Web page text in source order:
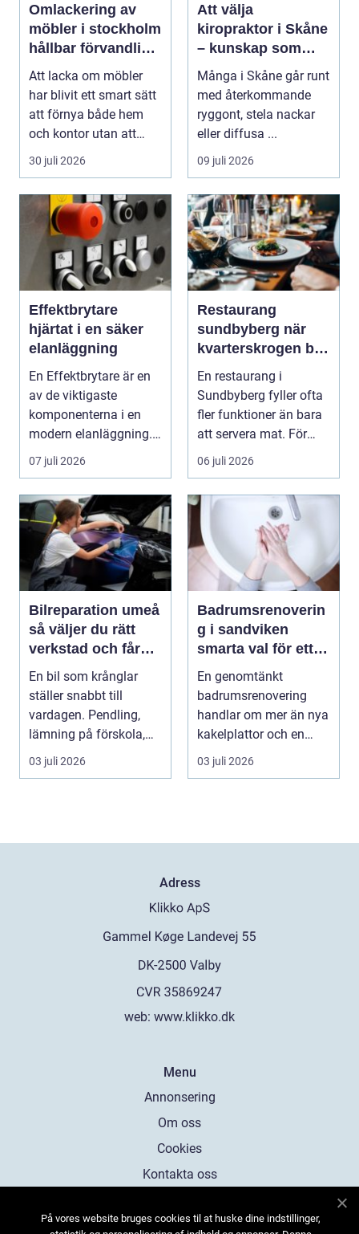
Omlackering av
möbler i stockholm
hållbar förvandling
av hem och kontor
Att lacka om möbler
har blivit ett smart sätt
att förnya både hem
och kontor utan att
köpa nytt. Mån...
30 juli 2026
Att välja
kiropraktor i Skåne
– kunskap som
hjälper dig att ta
rätt beslut
Många i Skåne går runt
med återkommande
ryggont, stela nackar
eller diffusa ...
09 juli 2026
Effektbrytare
hjärtat i en säker
elanläggning
En Effektbrytare är en
av de viktigaste
komponenterna i en
modern elanläggning.
Den skyddar
människo...
07 juli 2026
Restaurang
sundbyberg när
kvarterskrogen blir
vardagsrum
En restaurang i
Sundbyberg fyller ofta
fler funktioner än bara
att servera mat. För
många blir den s...
06 juli 2026
Bilreparation umeå
så väljer du rätt
verkstad och får
bilen att hålla
längre
En bil som krånglar
ställer snabbt till
vardagen. Pendling,
lämning på förskola,
utflykter och storh...
03 juli 2026
Badrumsrenoverin
g i sandviken
smarta val för ett
tryggt och hållbart
badrum
En genomtänkt
badrumsrenovering
handlar om mer än nya
kakelplattor och en
modern dusch. För
många bo...
03 juli 2026
Adress
web: www.klikko.dk
Menu
Annonsering
Om oss
Cookies
Kontakta oss
På vores website bruges cookies til at huske dine indstillinger,